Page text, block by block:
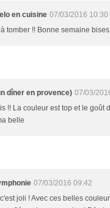
en cuisine 07/03/2016 10:30
tomber !! Bonne semaine bises
dîner en provence) 07/03/
!! La couleur est top et le goût
belle
07/03/2016 09:42
joli ! Avec ces belles